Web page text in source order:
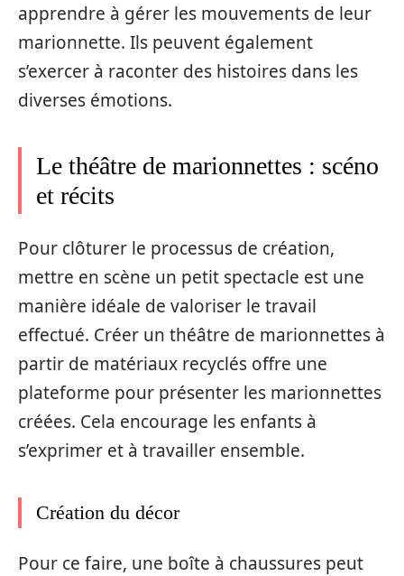
apprendre à gérer les mouvements de leur
marionnette. Ils peuvent également
s’exercer à raconter des histoires dans les
diverses émotions.
Le théâtre de marionnettes : scéno
et récits
Pour clôturer le processus de création,
mettre en scène un petit spectacle est une
manière idéale de valoriser le travail
effectué. Créer un théâtre de marionnettes à
partir de matériaux recyclés offre une
plateforme pour présenter les marionnettes
créées. Cela encourage les enfants à
s’exprimer et à travailler ensemble.
Création du décor
Pour ce faire, une boîte à chaussures peut